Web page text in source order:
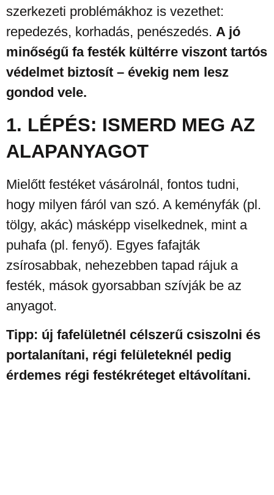
szerkezeti problémákhoz is vezethet:
repedezés, korhadás, penészedés. A jó
minőségű fa festék kültérre viszont tartós
védelmet biztosít – évekig nem lesz
gondod vele.
1. LÉPÉS: ISMERD MEG AZ
ALAPANYAGOT
Mielőtt festéket vásárolnál, fontos tudni,
hogy milyen fáról van szó. A keményfák (pl.
tölgy, akác) másképp viselkednek, mint a
puhafa (pl. fenyő). Egyes fafajták
zsírosabbak, nehezebben tapad rájuk a
festék, mások gyorsabban szívják be az
anyagot.
Tipp: új fafelületnél célszerű csiszolni és
portalanítani, régi felületeknél pedig
érdemes régi festékréteget eltávolítani.